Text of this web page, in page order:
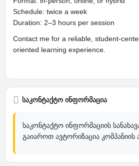
Schedule: twice a week
Duration: 2–3 hours per session
Contact me for a reliable, student-
oriented learning experience.
საკონტაქტო ინფორმაცია
საკონტაქტო ინფორმაციის
გაიაროთ ავტორიზაცია კომპანიის